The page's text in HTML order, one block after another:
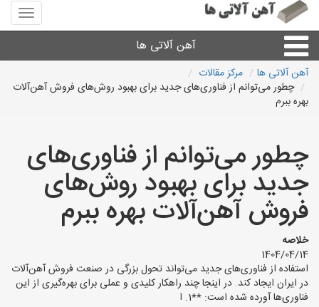
منوی
سایت
آلاتی
آهن آلاتی ها
میلگرد نبشی،مفتول
لوله و اتصالات
سایر آهن آلات
آهن آلاتی های شهرها
آهن آلاتی ها
مرکز مقالات
چطور می‌توانم از فناوری‌های جدید برای بهبود روش‌های فروش آهن‌آلات
بهره ببرم
چطور می‌توانم از فناوری‌های
جدید برای بهبود روش‌های
فروش آهن‌آلات بهره ببرم
خلاصه
1404/04/14
استفاده از فناوری‌های جدید می‌تواند تحول بزرگی در صنعت فروش آهن‌آلات
در ایران ایجاد کند. در اینجا چند راهکار کلیدی و عملی برای بهره‌گیری از این
فناوری‌ها آورده شده است: **1. ا